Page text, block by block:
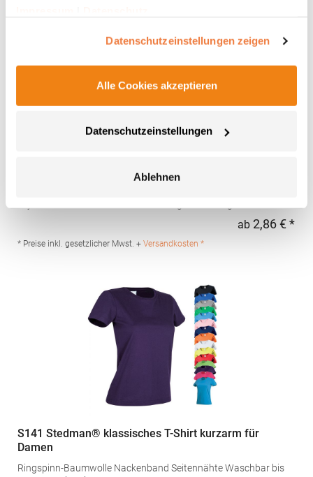
Datenschutzeinstellungen zeigen
Alle Cookies akzeptieren
Datenschutzeinstellungen
Ablehnen
RY0408 Roly BAHRAIN Damen Sport T-Shirt kurzarm
g/m²Materialzusammensetzung: 100% PolyesterAngaben zur
Produktsicherheit: Herst.-Nr.: CA0408 Hersteller: GORFACTORY
ab 2,86 € *
* Preise inkl. gesetzlicher Mwst. + Versandkosten *
S141 Stedman® klassisches T-Shirt kurzarm für
Damen
Ringspinn-Baumwolle Nackenband Seitennähte Waschbar bis